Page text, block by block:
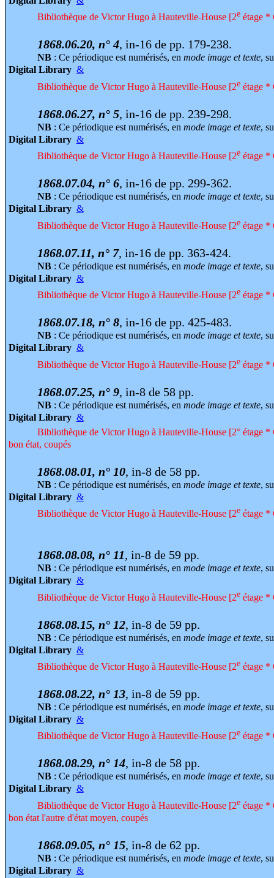
Bibliothèque de Victor Hugo à Hauteville-House [2eétage *
1868.06.20, n° 4, in-16 de pp. 179-238.
NB: Ce périodique est numérisés, en mode image et texte,
Digital Library &
Bibliothèque de Victor Hugo à Hauteville-House [2eétage *
1868.06.27, n° 5, in-16 de pp. 239-298.
NB: Ce périodique est numérisés, en mode image et texte,
Digital Library &
Bibliothèque de Victor Hugo à Hauteville-House [2eétage *
1868.07.04, n° 6, in-16 de pp. 299-362.
NB: Ce périodique est numérisés, en mode image et texte,
Digital Library &
Bibliothèque de Victor Hugo à Hauteville-House [2eétage *
1868.07.11, n° 7, in-16 de pp. 363-424.
NB: Ce périodique est numérisés, en mode image et texte,
Digital Library &
Bibliothèque de Victor Hugo à Hauteville-House [2eétage *
1868.07.18, n° 8, in-16 de pp. 425-483.
NB: Ce périodique est numérisés, en mode image et texte,
Digital Library &
Bibliothèque de Victor Hugo à Hauteville-House [2eétage *
1868.07.25, n° 9, in-8 de 58 pp.
NB: Ce périodique est numérisés, en mode image et texte,
Digital Library &
Bibliothèque de Victor Hugo à Hauteville-House [2° étage *
bon état, coupés
1868.08.01, n° 10, in-8 de 58 pp.
NB: Ce périodique est numérisés, en mode image et texte,
Digital Library &
Bibliothèque de Victor Hugo à Hauteville-House [2eétage *
1868.08.08, n° 11, in-8 de 59 pp.
NB: Ce périodique est numérisés, en mode image et texte,
Digital Library &
Bibliothèque de Victor Hugo à Hauteville-House [2eétage *
1868.08.15, n° 12, in-8 de 59 pp.
NB: Ce périodique est numérisés, en mode image et texte,
Digital Library &
Bibliothèque de Victor Hugo à Hauteville-House [2eétage *
1868.08.22, n° 13, in-8 de 59 pp.
NB: Ce périodique est numérisés, en mode image et texte,
Digital Library &
Bibliothèque de Victor Hugo à Hauteville-House [2eétage *
1868.08.29, n° 14, in-8 de 58 pp.
NB: Ce périodique est numérisés, en mode image et texte,
Digital Library &
Bibliothèque de Victor Hugo à Hauteville-House [2eétage *
bon état l'autre d'état moyen, coupés
1868.09.05, n° 15, in-8 de 62 pp.
NB: Ce périodique est numérisés, en mode image et texte,
Digital Library &